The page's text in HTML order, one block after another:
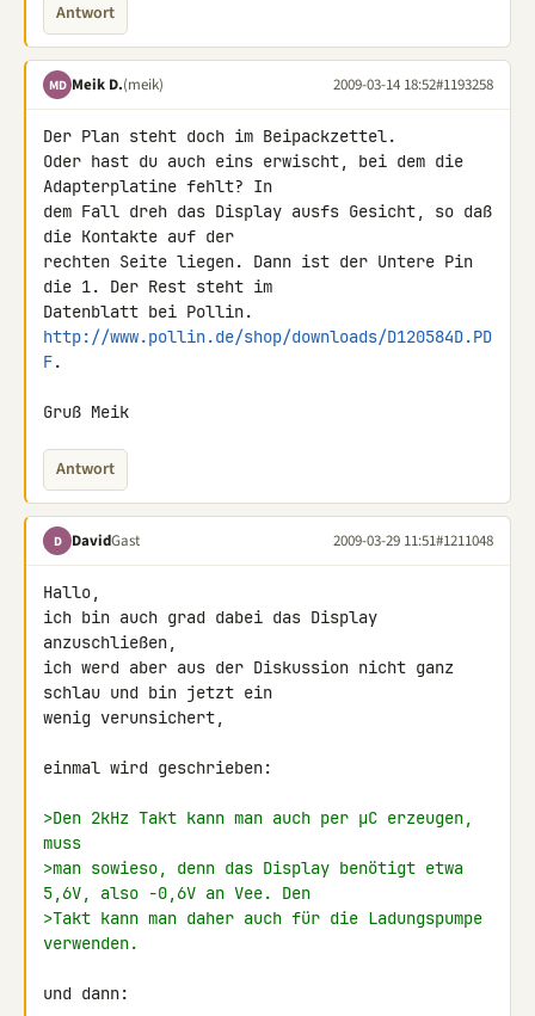
Antwort
MD Meik D.(meik) 2009-03-14 18:52#1193258
Der Plan steht doch im Beipackzettel.
Oder hast du auch eins erwischt, bei dem die
Adapterplatine fehlt? In
dem Fall dreh das Display ausfs Gesicht, so daß
die Kontakte auf der
rechten Seite liegen. Dann ist der Untere Pin
die 1. Der Rest steht im
http://www.pollin.de/shop/downloads/D120584D.PD
F.
Gruß Meik
Antwort
D DavidGast 2009-03-29 11:51#1211048
Hallo,
ich bin auch grad dabei das Display
anzuschließen,
ich werd aber aus der Diskussion nicht ganz
schlau und bin jetzt ein
wenig verunsichert,
einmal wird geschrieben:
>Den 2kHz Takt kann man auch per µC erzeugen,
muss
>man sowieso, denn das Display benötigt etwa
5,6V, also -0,6V an Vee. Den
>Takt kann man daher auch für die Ladungspumpe
verwenden.
und dann: